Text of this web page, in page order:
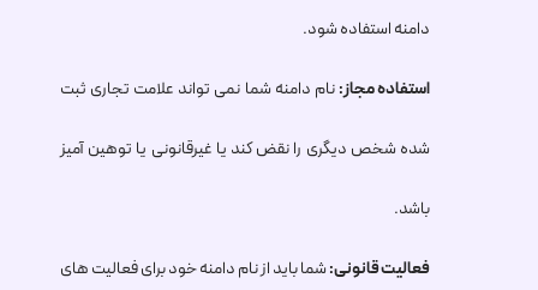
دامنه استفاده شود.
استفاده مجاز:نام دامنه شما نمی تواند علامت تجاری ثبت
شده شخص دیگری را نقض کند یا غیرقانونی یا توهین آمیز
باشد.
فعالیت قانونی:شما باید از نام دامنه خود برای فعالیت های